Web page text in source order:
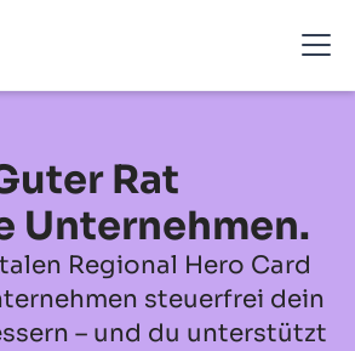
Rat
Unternehmen.
Regional Hero Card
steuerfrei dein
– und du unterstützt